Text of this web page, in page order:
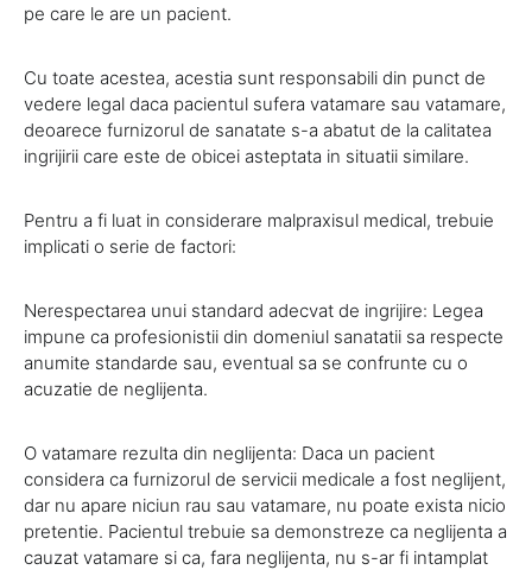
pe care le are un pacient.
Cu toate acestea, acestia sunt responsabili din punct de
vedere legal daca pacientul sufera vatamare sau vatamare,
deoarece furnizorul de sanatate s-a abatut de la calitatea
ingrijirii care este de obicei asteptata in situatii similare.
Pentru a fi luat in considerare malpraxisul medical, trebuie
implicati o serie de factori:
Nerespectarea unui standard adecvat de ingrijire: Legea
impune ca profesionistii din domeniul sanatatii sa respecte
anumite standarde sau, eventual sa se confrunte cu o
acuzatie de neglijenta.
O vatamare rezulta din neglijenta: Daca un pacient
considera ca furnizorul de servicii medicale a fost neglijent,
dar nu apare niciun rau sau vatamare, nu poate exista nicio
pretentie. Pacientul trebuie sa demonstreze ca neglijenta a
cauzat vatamare si ca, fara neglijenta, nu s-ar fi intamplat